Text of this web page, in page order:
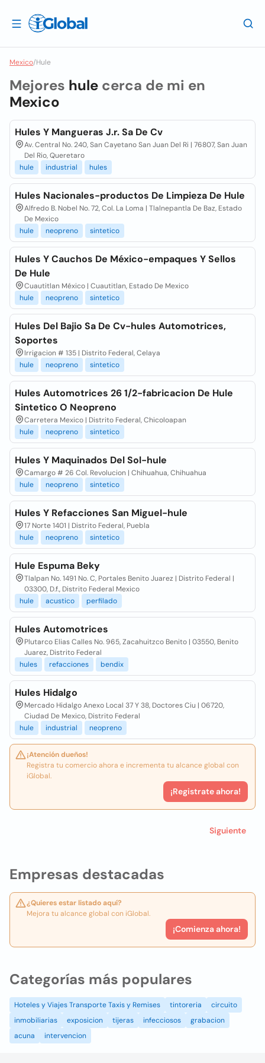
Mexico/Hule
Empresas destacadas
¿Quieres estar listado aquí?
Mejora tu alcance global con iGlobal.
¡Comienza ahora!
Mejores hule cerca de mi en
Mexico
Hules Y Mangueras J.r. Sa De Cv
Av. Central No. 240, San Cayetano San Juan Del Ri | 76807, San Juan
Del Rio, Queretaro
hule
industrial hules
Hules Nacionales-productos De Limpieza De Hule
Alfredo B. Nobel No. 72, Col. La Loma | Tlalnepantla De Baz, Estado
De Mexico
hule
neopreno sintetico
Hules Y Cauchos De México-empaques Y Sellos
De Hule
Cuautitlan México | Cuautitlan, Estado De Mexico
hule
neopreno sintetico
Hules Del Bajio Sa De Cv-hules Automotrices,
Soportes
Irrigacion # 135 | Distrito Federal, Celaya
hule
neopreno sintetico
Hules Automotrices 26 1/2-fabricacion De Hule
Sintetico O Neopreno
Carretera Mexico | Distrito Federal, Chicoloapan
hule
neopreno sintetico
Hules Y Maquinados Del Sol-hule
Camargo # 26 Col. Revolucion | Chihuahua, Chihuahua
hule
neopreno sintetico
Hules Y Refacciones San Miguel-hule
17 Norte 1401 | Distrito Federal, Puebla
hule
neopreno sintetico
Hule Espuma Beky
Tlalpan No. 1491 No. C, Portales Benito Juarez | Distrito Federal |
03300, D.f., Distrito Federal Mexico
hule
acustico perfilado
Hules Automotrices
Plutarco Elias Calles No. 965, Zacahuitzco Benito | 03550, Benito
Juarez, Distrito Federal
hules
refacciones bendix
Hules Hidalgo
Mercado Hidalgo Anexo Local 37 Y 38, Doctores Ciu | 06720,
Ciudad De Mexico, Distrito Federal
hule
industrial neopreno
¡Atención dueños!
Registra tu comercio ahora e incrementa tu alcance global con
iGlobal.
¡Registrate ahora!
Siguiente
Categorías más populares
Hoteles y Viajes Transporte Taxis y Remises tintoreria
circuito
inmobiliarias
exposicion tijeras infecciosos
grabacion
acuna
intervencion